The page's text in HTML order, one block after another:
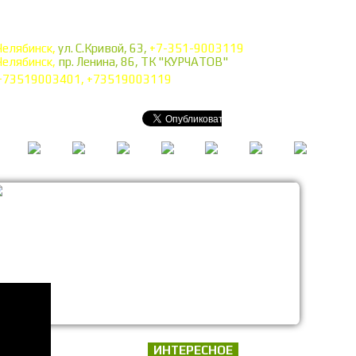
ул. С.Кривой, 63, +7-351-9003119
пр. Ленина, 86, ТК "КУРЧАТОВ"
+73519003119
ИНТЕРЕСНОЕ